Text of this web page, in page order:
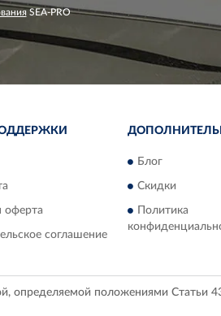
SEA-PRO
оферта
соглашение
Блог
Скидки
Политика
определяемой положениями Статьи